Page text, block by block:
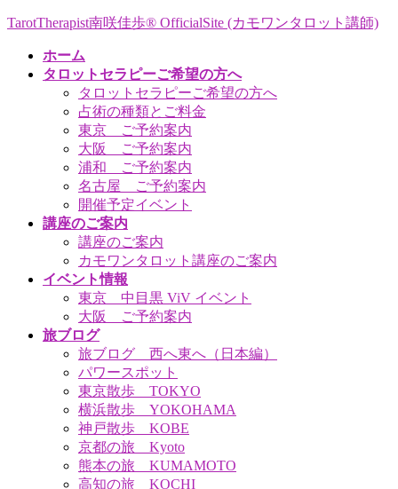
コ
ナ
TarotTherapist南咲佳歩® OfficialSite (カモワンタロット講師)
ホーム
タロットセラピーご希望の方へ
タロットセラピーご希望の方へ
占術の種類とご料金
東京 ご予約案内
大阪 ご予約案内
浦和 ご予約案内
名古屋 ご予約案内
開催予定イベント
講座のご案内
講座のご案内
カモワンタロット講座のご案内
イベント情報
東京 中目黒 ViV イベント
大阪 ご予約案内
旅ブログ
旅ブログ 西へ東へ（日本編）
パワースポット
東京散歩 TOKYO
横浜散歩 YOKOHAMA
神戸散歩 KOBE
京都の旅 Kyoto
熊本の旅 KUMAMOTO
高知の旅 KOCHI